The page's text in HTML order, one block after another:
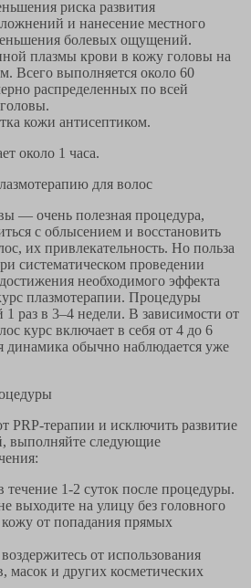
риска развития
и нанесение местного
болевых ощущений.
плазмы крови в кожу головы на
Всего выполняется около 60
распределенных по всей
кожи антисептиком.
около 1 часа.
для волос
— очень полезная процедура,
с облысением и восстановить
их привлекательность. Но польза
систематическом проведении
необходимого эффекта
плазмотерапии. Процедуры
раз в 3–4 недели. В зависимости от
курс включает в себя от 4 до 6
динамика обычно наблюдается уже
PRP-терапии и исключить развитие
выполняйте следующие
1-2 суток после процедуры.
выходите на улицу без головного
от попадания прямых
от использования
масок и других косметических